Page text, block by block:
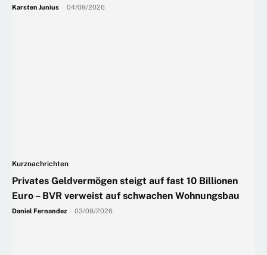
Karsten Junius 04/08/2026
Kurznachrichten
Privates Geldvermögen steigt auf fast 10 Billionen
Euro – BVR verweist auf schwachen Wohnungsbau
Daniel Fernandez 03/08/2026